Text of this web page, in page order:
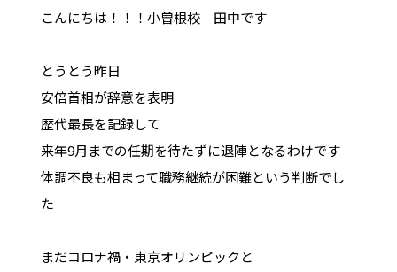
こんにちは！！！小曽根校 田中です
とうとう昨日
安倍首相が辞意を表明
歴代最長を記録して
来年9月までの任期を待たずに退陣となるわけです
体調不良も相まって職務継続が困難という判断でし
た
まだコロナ禍・東京オリンピックと